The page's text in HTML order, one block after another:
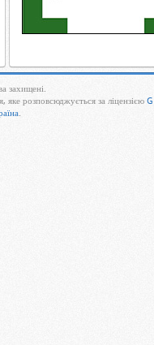
захищені.
розповсюджується за ліцензією
.